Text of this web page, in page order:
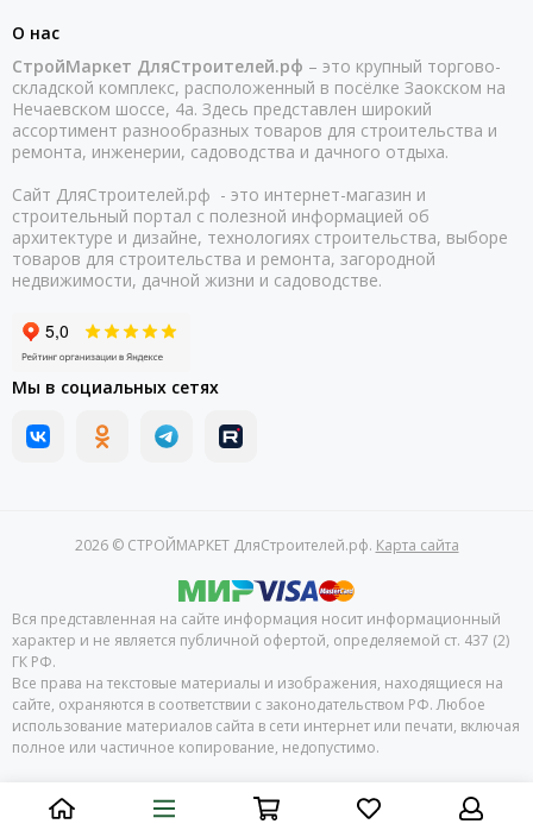
О нас
СтройМаркет ДляСтроителей.рф – это крупный торгово-
складской комплекс, расположенный в посёлке Заокском на
Нечаевском шоссе, 4а. Здесь представлен широкий
ассортимент разнообразных товаров для строительства и
ремонта, инженерии, садоводства и дачного отдыха.
Сайт ДляСтроителей.рф - это интернет-магазин и
строительный портал с полезной информацией об
архитектуре и дизайне, технологиях строительства, выборе
товаров для строительства и ремонта, загородной
недвижимости, дачной жизни и садоводстве.
Мы в социальных сетях
2026 © СТРОЙМАРКЕТ ДляСтроителей.рф. Карта сайта
Вся представленная на сайте информация носит информационный
характер и не является публичной офертой, определяемой ст. 437 (2)
ГК РФ.
Все права на текстовые материалы и изображения, находящиеся на
сайте, охраняются в соответствии с законодательством РФ. Любое
использование материалов сайта в сети интернет или печати, включая
полное или частичное копирование, недопустимо.